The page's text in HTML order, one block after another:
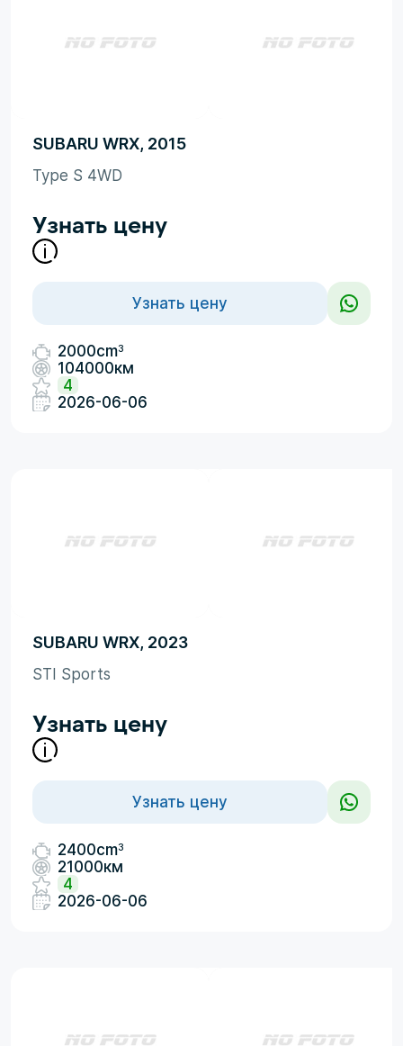
SUBARU WRX, 2015
Type S 4WD
Узнать цену
Узнать цену
2000cm3
104000км
4
2026-06-06
SUBARU WRX, 2023
STI Sports
Узнать цену
Узнать цену
2400cm3
21000км
4
2026-06-06